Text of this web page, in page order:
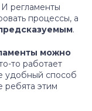
регламенты
процессы, а
.
можно
то работает
удобный способ
этим